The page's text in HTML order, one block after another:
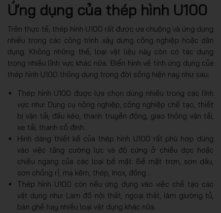
Ứng dụng của thép hình U100
Trên thực tế, thép hình U100 rất được ưa chuộng và ứng dụng
nhiều trong các công trình xây dựng công nghiệp hoặc dân
dụng. Không những thế, loại vật liệu này còn có tác dụng
trong nhiều lĩnh vực khác nữa. Điển hình về tính ứng dụng của
thép hình U100 thông dụng trong đời sống hiện nay như sau:
Thép hình U100 được lựa chọn dùng nhiều trong các lĩnh
vực như: Dụng cụ nông nghiệp, công nghiệp chế tạo, thiết
bị vận tải, đầu kéo, thanh truyền động, giao thông vận tải,
xe tải, thanh cố định..
Hình dáng thiết kế của thép hình U100 rất phù hợp dùng
vào việc tăng cường lực và độ cứng ở chiều dọc hoặc
chiều ngang của các loại bề mặt: Bề mặt trơn, sơn dầu,
sơn chống rỉ, mạ kẽm, thép, Inox, đồng…
Thép hình U100 còn nếu ứng dụng vào việc chế tạo các
vật dụng như: Làm đồ nội thất, ngoại thất, làm giường tủ,
bàn ghế hay nhiều loại vật dụng khác nữa.